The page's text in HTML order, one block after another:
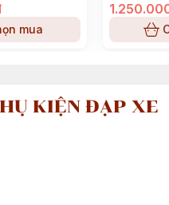
mua
KIỆN ĐẠP XE